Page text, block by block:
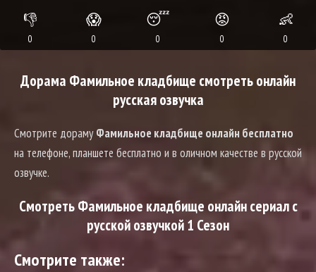
👎
0
😱
0
😴
0
😡
0
👶
0
Дорама Фамильное кладбище смотреть онлайн
русская озвучка
Смотрите дорамуФамильное кладбище онлайн бесплатно
на телефоне, планшете бесплатно и в оличном качестве в русской
озвучке.
Смотреть Фамильное кладбище онлайн сериал с
русской озвучкой 1 Сезон
Смотрите также: